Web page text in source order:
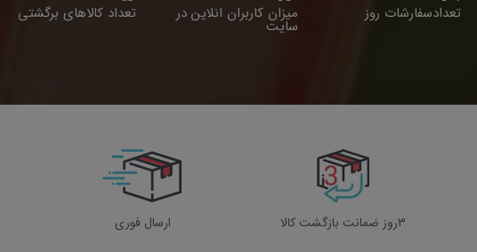
تعدادسفارشات روز میزان کاربران انلاین در
سایت
تعداد کالاهای برگشتی
3روز ضمانت بازگشت کالا ارسال فوری